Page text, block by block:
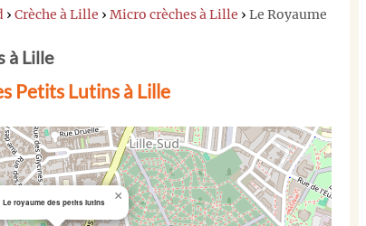
› Crèche à Lille › Micro crèches à Lille › Le Royaume
à Lille
Petits Lutins à Lille
Le royaume des petits lutins ×